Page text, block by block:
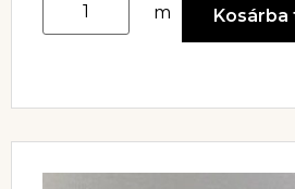
m Kosárba